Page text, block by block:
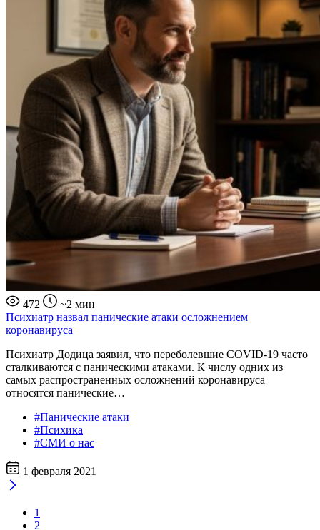
472
~2 мин
Психиатр назвал панические атаки осложнением
коронавируса
Психиатр Додица заявил, что переболевшие COVID-19 часто
сталкиваются с паническими атаками. К числу одних из
самых распространенных осложнений коронавируса
относятся панические…
#Панические атаки
#Психика
#СМИ о нас
1 февраля 2021
1
2